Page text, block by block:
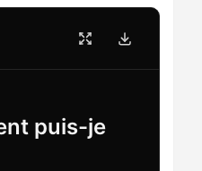
puis-je